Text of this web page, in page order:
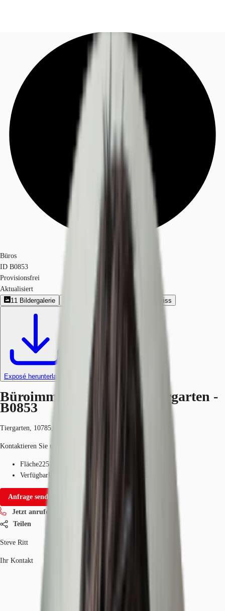
Investieren
Marktinformationen
Ihre Ansprechpartner
Jetzt anrufen
Büros
ID B0853
Provisionsfrei
Aktualisiert
11 Bildergalerie Grundriss
Exposé herunterladen
Büroimmobilie - Berlin, Tiergarten -
B0853
Tiergarten, 10785, Berlin, Berlin
Kontaktieren Sie uns für den Preis
Fläche225 - 30.512 m²
Verfügbarkeit
Anfrage senden
Jetzt anrufen
Teilen
Steve Ritt
Ihr Kontakt